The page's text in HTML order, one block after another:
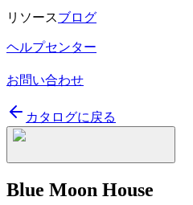
リソースブログ
ヘルプセンター
お問い合わせ
カタログに戻る
Blue Moon House